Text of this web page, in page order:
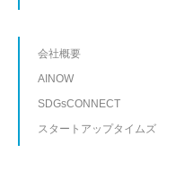
会社概要
AINOW
SDGsCONNECT
スタートアップタイムズ